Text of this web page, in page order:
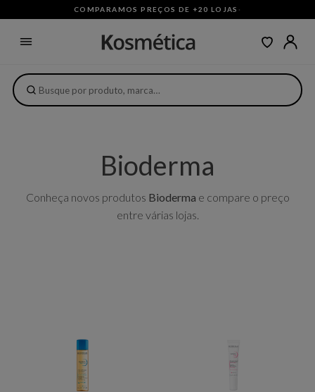
COMPARAMOS PREÇOS DE +20 LOJAS ·
Bioderma
Conheça novos produtos Bioderma e compare o preço
entre várias lojas.